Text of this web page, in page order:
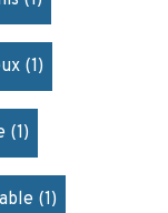
(1)
(1)
(1)